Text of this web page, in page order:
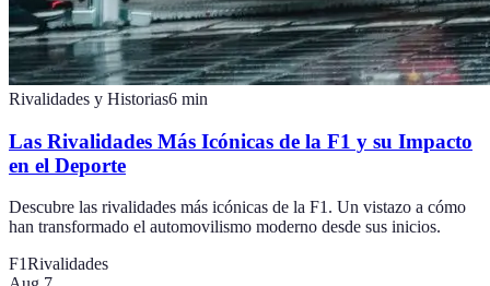
Rivalidades y Historias6 min
Las Rivalidades Más Icónicas de la F1 y su Impacto
en el Deporte
Descubre las rivalidades más icónicas de la F1. Un vistazo a cómo
han transformado el automovilismo moderno desde sus inicios.
F1Rivalidades